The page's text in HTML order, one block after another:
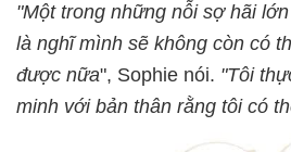
"Một trong những nỗi sợ hãi
là nghĩ mình sẽ không còn có
được nữa", Sophie nói. "Tôi
minh với bản thân rằng tôi có